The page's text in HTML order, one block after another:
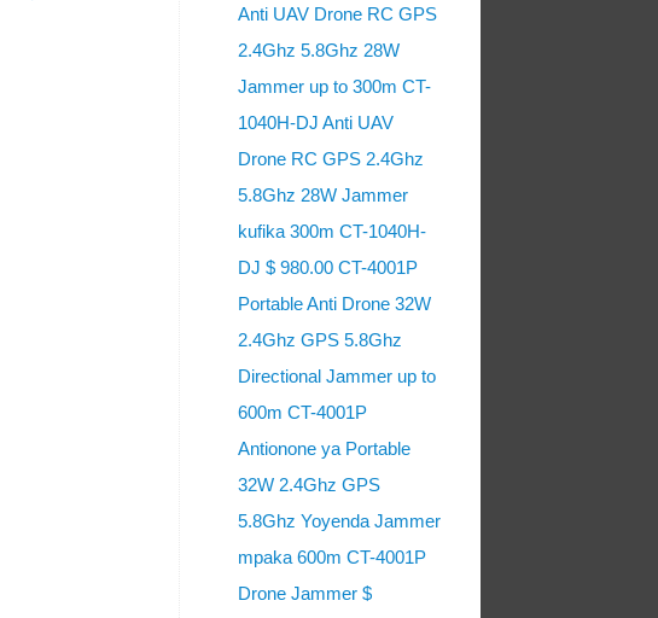
Anti UAV Drone RC GPS
2.4Ghz 5.8Ghz 28W
Jammer up to 300m CT-
1040H-DJ Anti UAV
Drone RC GPS 2.4Ghz
5.8Ghz 28W Jammer
kufika 300m CT-1040H-
DJ $ 980.00 CT-4001P
Portable Anti Drone 32W
2.4Ghz GPS 5.8Ghz
Directional Jammer up to
600m CT-4001P
Antionone ya Portable
32W 2.4Ghz GPS
5.8Ghz Yoyenda Jammer
mpaka 600m CT-4001P
Drone Jammer $